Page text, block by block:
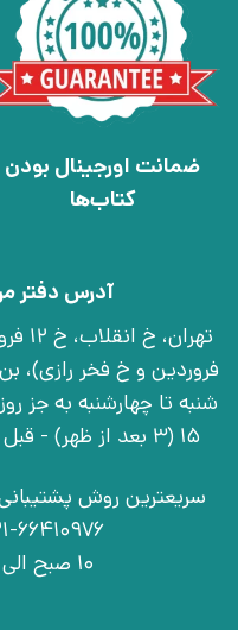
ضمانت اورجینال بودن
کتاب‌ها
آدرس دفتر
15 (3 بعد از ظهر) - قبل از تشریف آوردن تماس بگیرید
سریعترین روش
021-66410976 | 09030925756
10 صبح الی 15 (3 بعد از ظهر)